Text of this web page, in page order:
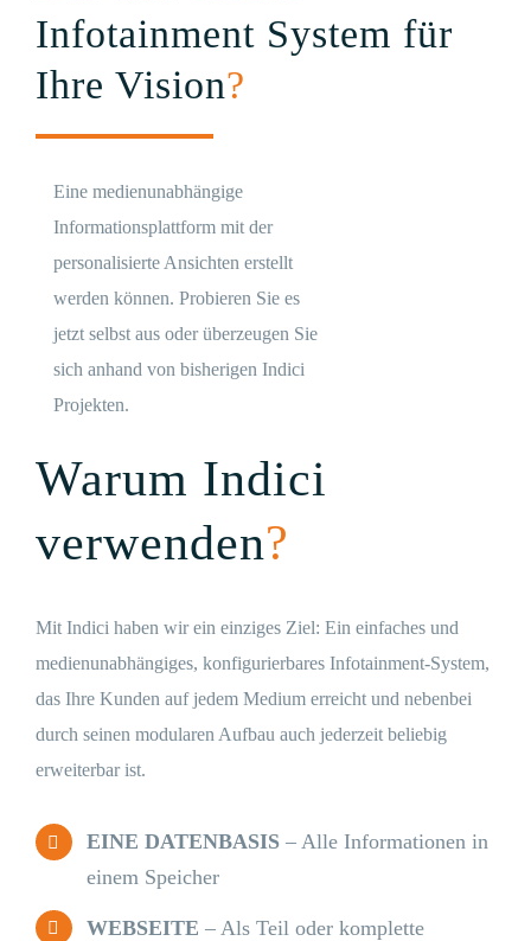
Infotainment System für
Ihre Vision?
Eine medienunabhängige
Informationsplattform mit der
personalisierte Ansichten erstellt
werden können. Probieren Sie es
jetzt selbst aus oder überzeugen Sie
sich anhand von bisherigen Indici
Projekten.
Warum Indici
verwenden?
Mit Indici haben wir ein einziges Ziel: Ein einfaches und
medienunabhängiges, konfigurierbares Infotainment-System,
das Ihre Kunden auf jedem Medium erreicht und nebenbei
durch seinen modularen Aufbau auch jederzeit beliebig
erweiterbar ist.
EINE DATENBASIS – Alle Informationen in
einem Speicher
WEBSEITE – Als Teil oder komplette